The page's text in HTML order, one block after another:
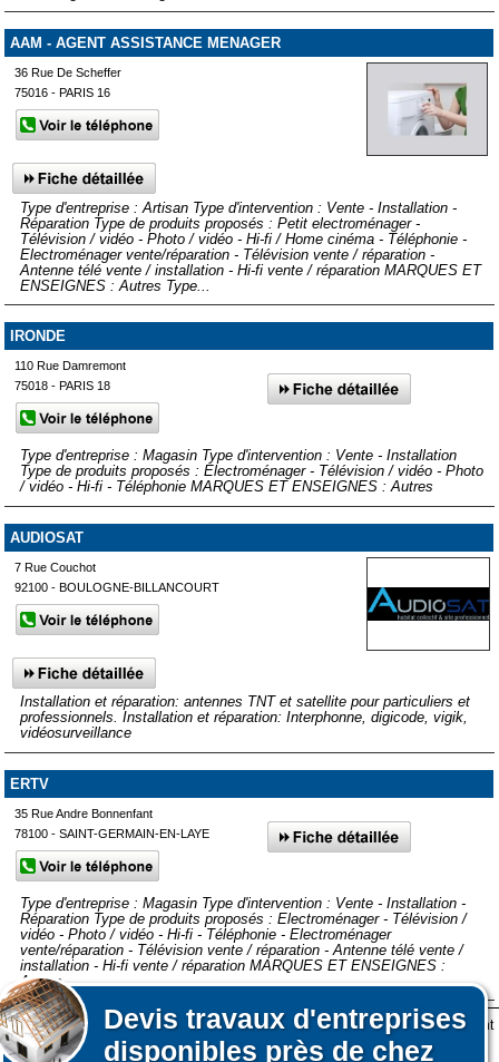
Devis travaux d'entreprises
disponibles près de chez
AAM - AGENT ASSISTANCE MENAGER
36 Rue De Scheffer
75016 - PARIS 16
Type d'entreprise : Artisan Type d'intervention : Vente - Installation -
Réparation Type de produits proposés : Petit electroménager -
Télévision / vidéo - Photo / vidéo - Hi-fi / Home cinéma - Téléphonie -
Electroménager vente/réparation - Télévision vente / réparation -
Antenne télé vente / installation - Hi-fi vente / réparation MARQUES ET
ENSEIGNES : Autres Type...
IRONDE
110 Rue Damremont
75018 - PARIS 18
Type d'entreprise : Magasin Type d'intervention : Vente - Installation
Type de produits proposés : Electroménager - Télévision / vidéo - Photo
/ vidéo - Hi-fi - Téléphonie MARQUES ET ENSEIGNES : Autres
AUDIOSAT
7 Rue Couchot
92100 - BOULOGNE-BILLANCOURT
Installation et réparation: antennes TNT et satellite pour particuliers et
professionnels. Installation et réparation: Interphonne, digicode, vigik,
vidéosurveillance
ERTV
35 Rue Andre Bonnenfant
78100 - SAINT-GERMAIN-EN-LAYE
Type d'entreprise : Magasin Type d'intervention : Vente - Installation -
Réparation Type de produits proposés : Electroménager - Télévision /
vidéo - Photo / vidéo - Hi-fi - Téléphonie - Electroménager
vente/réparation - Télévision vente / réparation - Antenne télé vente /
installation - Hi-fi vente / réparation MARQUES ET ENSEIGNES :
Autres
Afficher plus de prestataires dans un rayon de 50km autour de
Lors de votre visite sur notre site des fichiers informatiques nommés cookies sont
déposés sur votre terminal. Ces cookies sont utilisés pour la navigation, le